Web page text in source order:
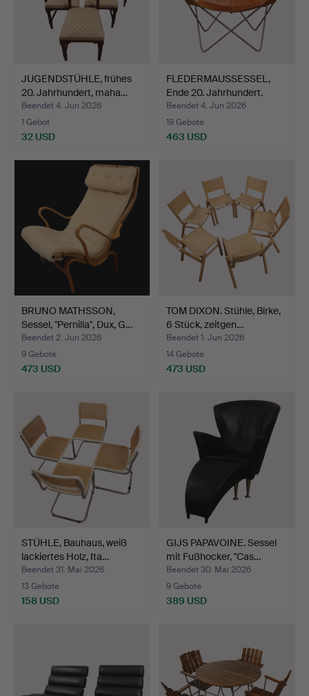
JUGENDSTÜHLE, frühes
20. Jahrhundert, maha…
Beendet 4. Jun 2026
1 Gebot
32 USD
FLEDERMAUSSESSEL,
Ende 20. Jahrhundert.
Beendet 4. Jun 2026
19 Gebote
463 USD
BRUNO MATHSSON,
Sessel, "Pernilla", Dux, G…
Beendet 2. Jun 2026
9 Gebote
473 USD
TOM DIXON. Stühle, Birke,
6 Stück, zeitgen…
Beendet 1. Jun 2026
14 Gebote
473 USD
STÜHLE, Bauhaus, weiß
lackiertes Holz, Ita…
Beendet 31. Mai 2026
13 Gebote
158 USD
GIJS PAPAVOINE. Sessel
mit Fußhocker, "Cas…
Beendet 30. Mai 2026
9 Gebote
389 USD